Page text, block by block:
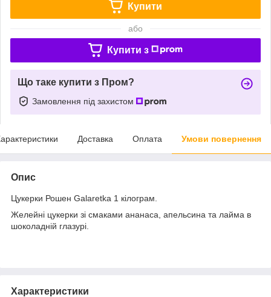
Купити
або
Купити з
Що таке купити з Пром?
Замовлення під захистом
Доставка Оплата Умови повернення
Опис
Цукерки Рошен Galaretka 1 кілограм.
Желейні цукерки зі смаками ананаса, апельсина та лайма в
шоколадній глазурі.
Характеристики